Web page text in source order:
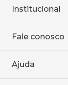
Institucional
Onde encontrar
Baixe o APP
Fale conosco
WhatsApp
Ajuda